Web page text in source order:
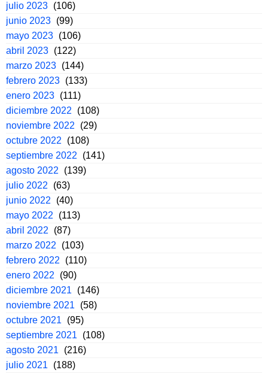
julio 2023 (106)
junio 2023 (99)
mayo 2023 (106)
abril 2023 (122)
marzo 2023 (144)
febrero 2023 (133)
enero 2023 (111)
diciembre 2022
(108)
noviembre 2022
(29)
octubre 2022
(108)
septiembre 2022
(141)
agosto 2022
(139)
julio 2022
(63)
junio 2022
(40)
mayo 2022
(113)
abril 2022
(87)
marzo 2022
(103)
febrero 2022
(110)
enero 2022
(90)
diciembre 2021
(146)
noviembre 2021
(58)
octubre 2021
(95)
septiembre 2021
(108)
agosto 2021
(216)
julio 2021
(188)